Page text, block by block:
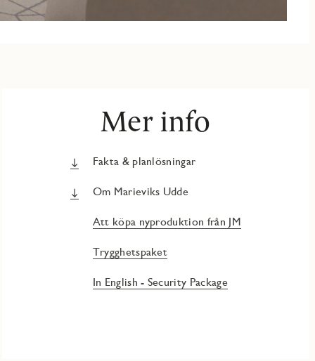
Mer info
Fakta & planlösningar
Om Marieviks Udde
Att köpa nyproduktion från JM
Trygghetspaket
In English - Security Package